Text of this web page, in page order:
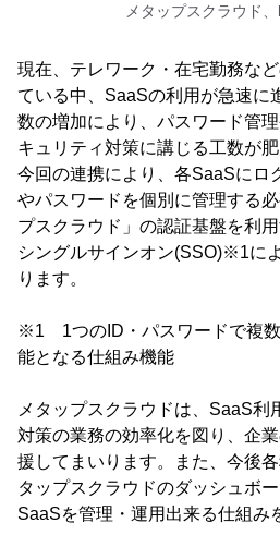
メタップスクラウド
現在、テレワーク・在宅勤務な
ている中、SaaSの利用が急速に
数の増加により、パスワード管
キュリティ対策に講じる工数が肥
今回の連携により、各SaaSにロ
やパスワードを個別に管理する
プスクラウド」の認証基盤を利
シングルサインオン(SSO)※1に
ります。
※1 1つのID・パスワードで複
能となる仕組み機能
メタップスクラウドは、SaaS利
対策の業務の効率化を図り、企
援してまいります。また、今後
タップスクラウドのダッシュボ
SaaSを管理・運用出来る仕組み